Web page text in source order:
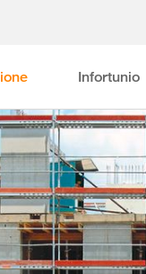
Infortunio